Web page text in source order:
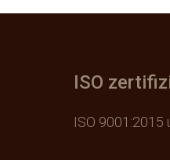
ISO
ISO 9001:2015